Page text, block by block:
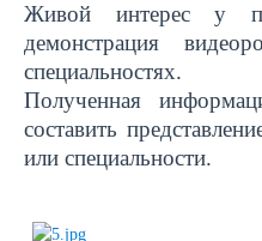
Живой интерес у
демонстрация
специальностях.
Полученная
составить
или специальности.